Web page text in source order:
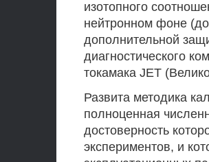
изотопного
нейтронном фоне
дополнительной
диагностического
токамака JET
Развита методика
полноценная
достоверность
экспериментов, и